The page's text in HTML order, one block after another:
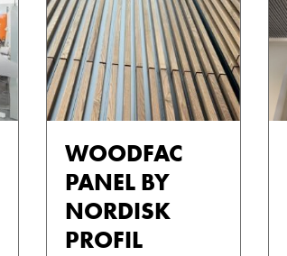
WOODFAC
PANEL BY
NORDISK
PROFIL